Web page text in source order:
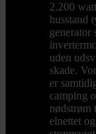
2.200
husstand
uden
skade.
er
camping
nødstrøm
elnettet